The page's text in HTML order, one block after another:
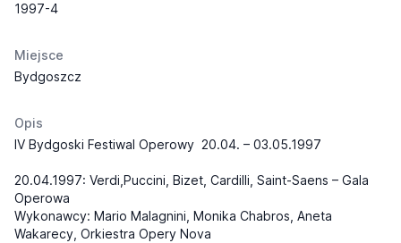
1997-4
Miejsce
Bydgoszcz
Opis
IV Bydgoski Festiwal Operowy 20.04. – 03.05.1997
20.04.1997: Verdi,Puccini, Bizet, Cardilli, Saint-Saens – Gala
Operowa
Wykonawcy: Mario Malagnini, Monika Chabros, Aneta
Wakarecy, Orkiestra Opery Nova